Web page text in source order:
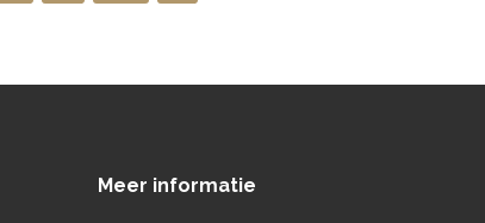
Meer informatie